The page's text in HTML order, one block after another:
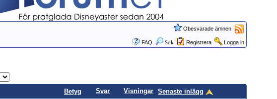
Obesvarade ämnen
FAQ Sök Registrera Logga in
Betyg Svar Visningar Senaste inlägg